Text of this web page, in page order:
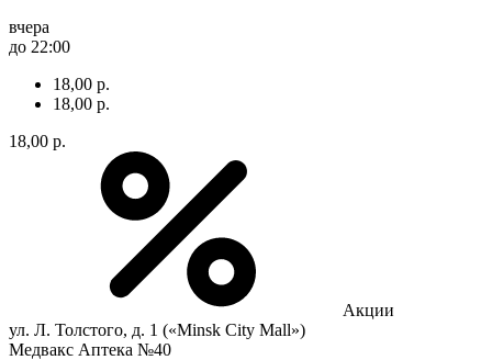
вчера
до 22:00
18,00 р.
18,00 р.
18,00 р.
Акции
ул. Л. Толстого, д. 1 («Minsk City Mall»)
Медвакс Аптека №40